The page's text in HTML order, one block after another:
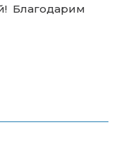
Благодарим